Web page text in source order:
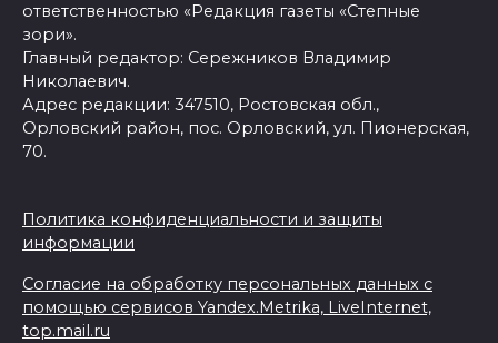
ответственностью «Редакция газеты «Степные
зори».
Главный редактор: Сережников Владимир
Николаевич.
Адрес редакции: 347510, Ростовская обл.,
Орловский район, пос. Орловский, ул. Пионерская,
70.
Политика конфиденциальности и защиты
информации
Согласие на обработку персональных данных с
помощью сервисов Yandex.Metrika, LiveInternet,
top.mail.ru